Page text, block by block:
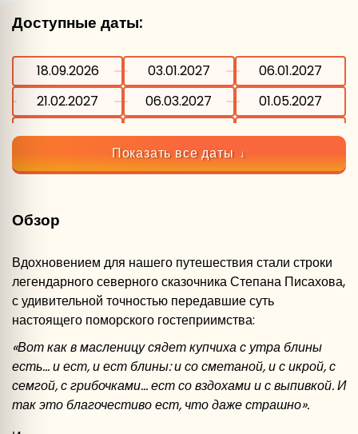
Доступные даты:
18.09.2026 03.01.2027
06.01.2027
21.02.2027
06.03.2027
01.05.2027
12.06.2027
16.07.2027
13.08.2027
10.09.2027
04.11.2027
Показать все даты
Обзор
Вдохновением для нашего путешествия стали строки
легендарного северного сказочника Степана Писахова,
с удивительной точностью передавшие суть
настоящего поморского гостеприимства:
«Вот как в масленицу сядет купчиха с утра блины
есть... и ест, и ест блины: и со сметаной, и с икрой, с
семгой, с грибочками... ест со вздохами и с выпивкой. И
так это благочестиво ест, что даже страшно».